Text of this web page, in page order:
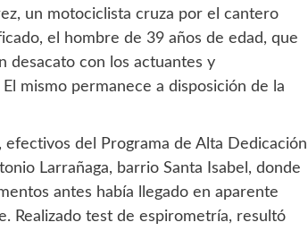
un motociclista cruza por el cantero
el hombre de 39 años de edad, que
desacato con los actuantes y
mismo permanece a disposición de la
efectivos del Programa de Alta Dedicación
Larrañaga, barrio Santa Isabel, donde
antes había llegado en aparente
Realizado test de espirometría, resultó